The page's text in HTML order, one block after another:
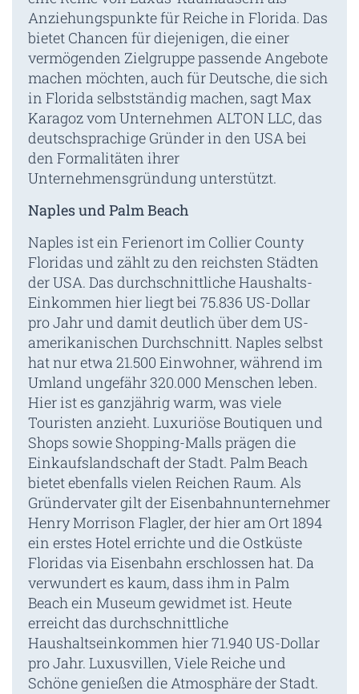
Anziehungspunkte für Reiche in Florida. Das
bietet Chancen für diejenigen, die einer
vermögenden Zielgruppe passende Angebote
machen möchten, auch für Deutsche, die sich
in Florida selbstständig machen, sagt Max
Karagoz vom Unternehmen ALTON LLC, das
deutschsprachige Gründer in den USA bei
den Formalitäten ihrer
Unternehmensgründung unterstützt.
Naples und Palm Beach
Naples ist ein Ferienort im Collier County
Floridas und zählt zu den reichsten Städten
der USA. Das durchschnittliche Haushalts-
Einkommen hier liegt bei 75.836 US-Dollar
pro Jahr und damit deutlich über dem US-
amerikanischen Durchschnitt. Naples selbst
hat nur etwa 21.500 Einwohner, während im
Umland ungefähr 320.000 Menschen leben.
Hier ist es ganzjährig warm, was viele
Touristen anzieht. Luxuriöse Boutiquen und
Shops sowie Shopping-Malls prägen die
Einkaufslandschaft der Stadt. Palm Beach
bietet ebenfalls vielen Reichen Raum. Als
Gründervater gilt der Eisenbahnunternehmer
Henry Morrison Flagler, der hier am Ort 1894
ein erstes Hotel errichte und die Ostküste
Floridas via Eisenbahn erschlossen hat. Da
verwundert es kaum, dass ihm in Palm
Beach ein Museum gewidmet ist. Heute
erreicht das durchschnittliche
Haushaltseinkommen hier 71.940 US-Dollar
pro Jahr. Luxusvillen, Viele Reiche und
Schöne genießen die Atmosphäre der Stadt.